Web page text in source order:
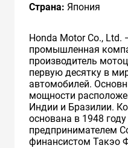
Страна: Япония
Honda Motor Co.,
промышленная
производитель
первую десятку в
автомобилей.
мощности
Индии и Бразилии.
основана в 1948
предпринимателем
финансистом Такэо